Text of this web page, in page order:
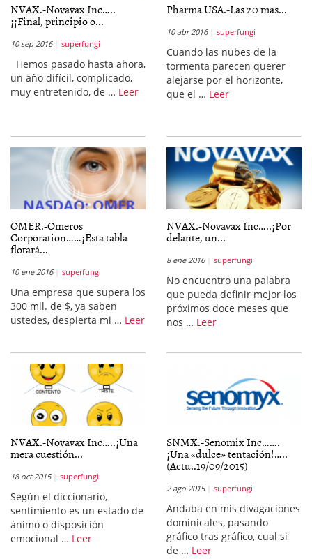
NVAX.-Novavax Inc…..
¡¡Final, principio o...
10 sep 2016 superfungi
Hemos pasado hasta ahora,
un año difícil, complicado,
muy entretenido, de … Leer
Pharma USA.-Las 20 mas...
10 abr 2016 superfungi
Cuando las nubes de la
tormenta parecen querer
alejarse por el horizonte,
que el … Leer
OMER.-Omeros
Corporation……¡Esta tabla
flotará...
10 ene 2016 superfungi
Una empresa que supera los
300 mll. de $, ya saben
ustedes, despierta mi … Leer
NVAX.-Novavax Inc…..¡Por
delante, un...
8 ene 2016 superfungi
No encuentro una palabra
que pueda definir mejor los
próximos doce meses que
nos … Leer
NVAX.-Novavax Inc…..¡Una
mera cuestión...
18 oct 2015 superfungi
Según el diccionario,
sentimiento es un estado de
ánimo o disposición
emocional … Leer
SNMX.-Senomix Inc…….
¡Una «dulce» tentación!…..
(Actu..19/09/2015)
2 ago 2015 superfungi
Andaba en mis divagaciones
dominicales, pasando
gráfico tras gráfico, cual si
de … Leer